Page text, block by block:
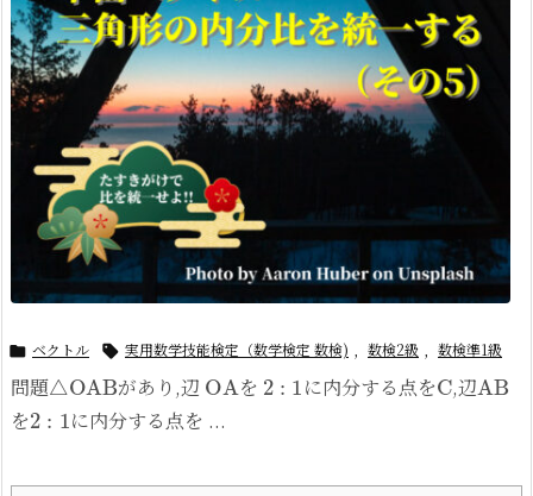
 ベクトル  実用数学技能検定（数学検定 数検) 数検2級 数検準1級
問題
△ OAB
があり,辺
OA
を
2
に内分する点を
C
,辺
AB
を
2:1
に内分する点を ...